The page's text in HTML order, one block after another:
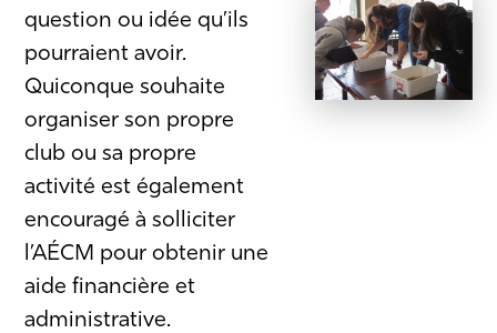
question ou idée qu’ils
pourraient avoir.
Quiconque souhaite
organiser son propre
club ou sa propre
activité est également
encouragé à solliciter
l’AÉCM pour obtenir une
aide financière et
administrative.